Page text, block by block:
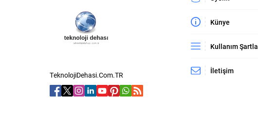
TeknolojiDehasi.Com.TR
Künye
Kullanım
İletişim